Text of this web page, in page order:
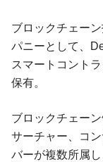
ブロックチェー
パニーとして、
スマートコント
保有。
ブロックチェー
サーチャー、コ
バーが複数所属